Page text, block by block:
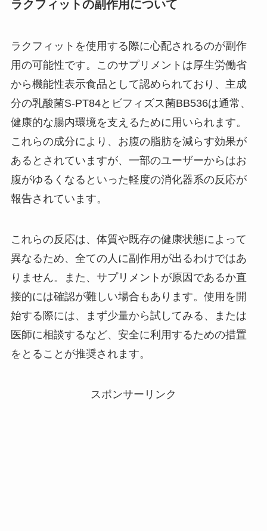
ラクフィットの副作用について
ラクフィットを使用する際に心配されるのが副作
用の可能性です。このサプリメントは厚生労働省
から機能性表示食品として認められており、主成
分の乳酸菌S-PT84とビフィズス菌BB536は通常、
健康的な腸内環境を支えるために用いられます。
これらの成分により、お腹の脂肪を減らす効果が
あるとされていますが、一部のユーザーからはお
腹がゆるくなるといった軽度の消化器系の反応が
報告されています。
これらの反応は、体質や既存の健康状態によって
異なるため、全ての人に副作用が出るわけではあ
りません。また、サプリメントが原因であるか直
接的には確認が難しい場合もあります。使用を開
始する際には、まず少量から試してみる、または
医師に相談するなど、安全に利用するための措置
をとることが推奨されます。
スポンサーリンク